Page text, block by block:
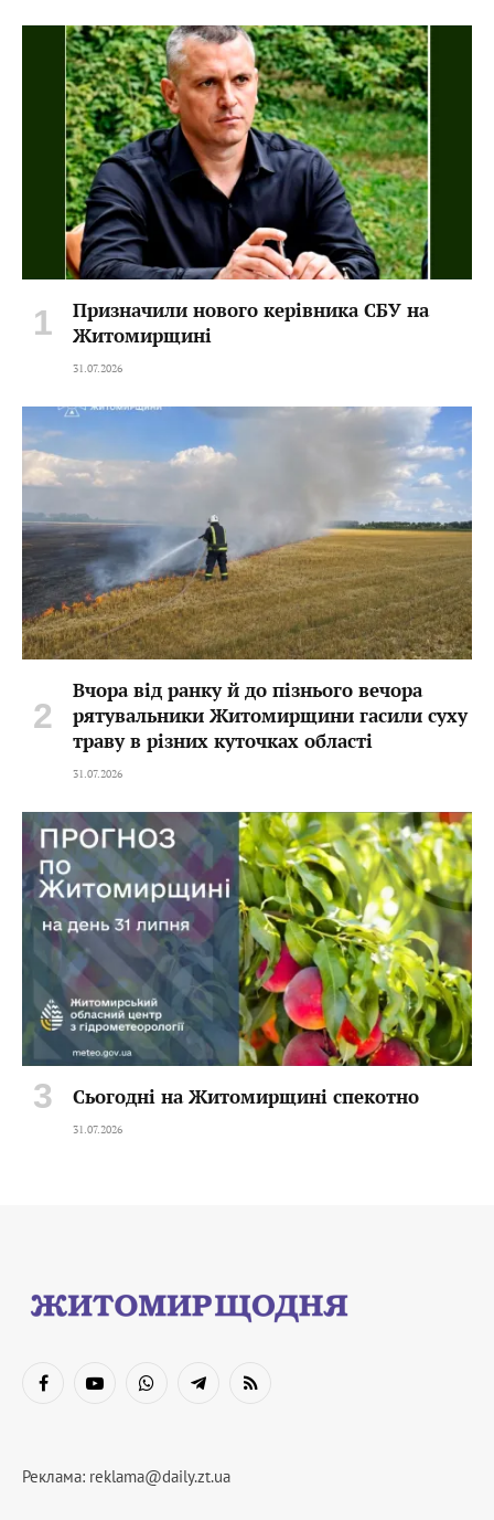
Призначили нового керівника СБУ на
Житомирщині
31.07.2026
Вчора від ранку й до пізнього вечора
рятувальники Житомирщини гасили суху
траву в різних куточках області
31.07.2026
Сьогодні на Житомирщині спекотно
31.07.2026
FacebookYouTubeWhatsAppTelegramRSS
Реклама: reklama@daily.zt.ua